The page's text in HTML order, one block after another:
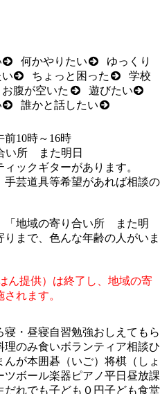
何かやりたい
ゆっくり
い ちょっと 困 った
学校
お腹が空いた 遊びたい
誰かと話したい
10時～16時
い所 また明日
ックギターがあります。
芸道具等希望があれば相談の
「地域の寄り合い所 また明
まで、色んな年齢の人がいま
ん提供）は終了し、地域の寄
れます。
寝・昼寝自習勉強おしえてもら
理のみ食いボランティア相談ひ
んが本囲碁（いご） 将棋（しょ
ツボール楽器 ピアノ平日昼放課
だれでも子ども０円子ども食堂